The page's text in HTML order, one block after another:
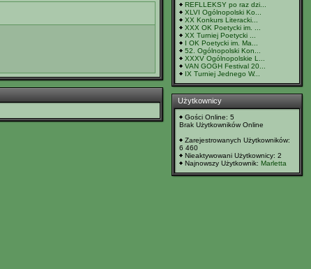
REFLLEKSY po raz dzi...
XLVI Ogólnopolski Ko...
XX Konkurs Literacki...
XXX OK Poetycki im. ...
XX Turniej Poetycki ...
I OK Poetycki im. Ma...
52. Ogólnopolski Kon...
XXXV Ogólnopolskie L...
VAN GOGH Festival 20...
IX Turniej Jednego W...
Użytkownicy
Gości Online: 5
Brak Użytkowników Online
Zarejestrowanych Użytkowników:
6 460
Nieaktywowani Użytkownicy: 2
Najnowszy Użytkownik: Marletta